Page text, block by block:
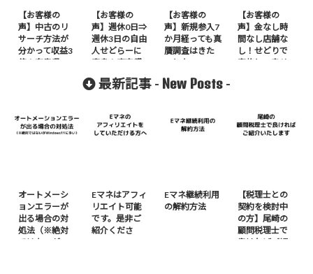
【お客様の
声】中古のリ
サーチ方法が
分かって収益3
倍！奈良県の
【お客様の
声】週休0日⇒
週休3日の自由
人せどらーに
変身！東京都
【お客様の
声】新規参入7
か月経っても真
贋調査はきた
ことない
【お客様の
声】金なし時
間なし店舗な
し！せどりで
家族との幸せ
最新記事 - New Posts -
オートメーシ
ョンエラーが
出る場合の対
処法（※絶対
ではないが
Eマネはアフィ
リエイト可能
です。是非ご
紹介くださ
Eマネ継続利用
の解約方法
【税理士との
契約を検討中
の方】尾崎の
顧問税理士で
良ければご紹